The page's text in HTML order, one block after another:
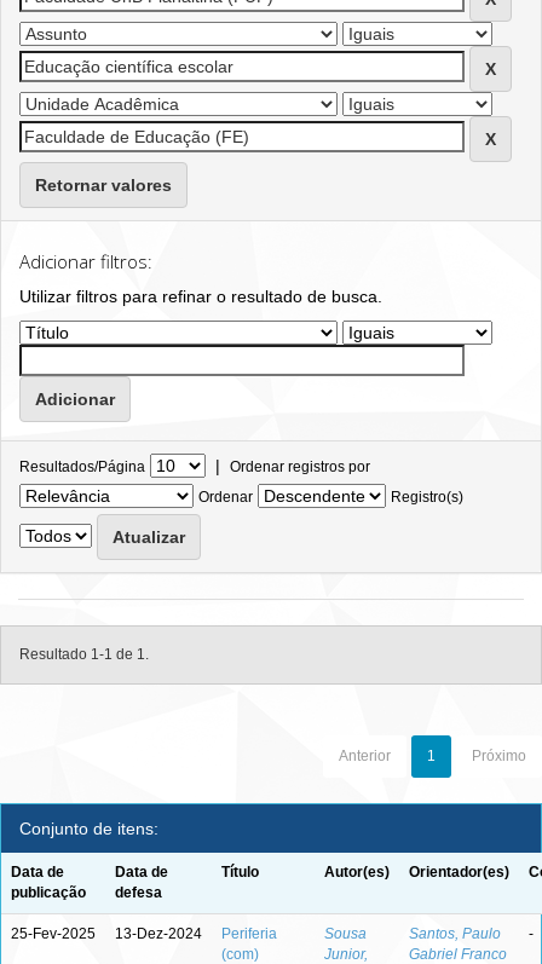
Retornar valores
Adicionar filtros:
Utilizar filtros para refinar o resultado de busca.
Resultados/Página | Ordenar registros por
Ordenar
Registro(s)
Resultado 1-1 de 1.
Anterior 1 Próximo
Conjunto de itens:
Data de
publicação
Data de
defesa
Título Autor(es) Orientador(es)
25-Fev-2025 13-Dez-2024
Periferia
(com)
Sousa
Junior,
Santos, Paulo
Gabriel Franco
-